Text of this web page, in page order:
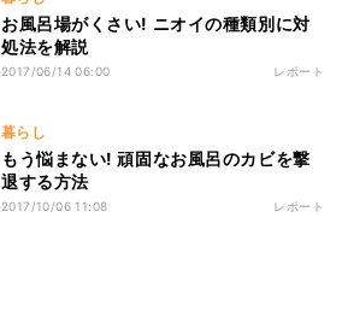
お風呂場がくさい! ニオイの種類別に対
処法を解説
2017/06/14 06:00 レポート
暮らし
もう悩まない! 頑固なお風呂のカビを撃
退する方法
2017/10/06 11:08 レポート